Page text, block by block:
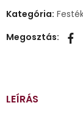
Kategória:
Megosztás:
LEÍRÁS